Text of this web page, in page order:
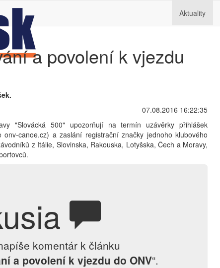
Aktuality
a povolení k vjezdu
07.08.2016 16:22:35
"Slovácká 500" upozorňují na termín uzávěrky přihlášek
canoe.cz) a zaslání registrační značky jednoho klubového
z Itálie, Slovinska, Rakouska, Lotyšska, Čech a Moravy,
komentár k článku
a povolení k vjezdu do ONV“.